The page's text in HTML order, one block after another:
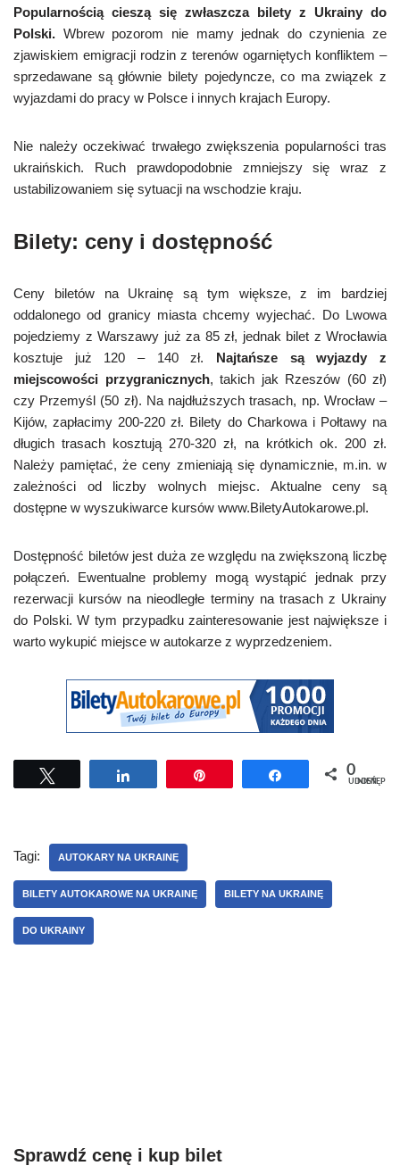
Popularnością cieszą się zwłaszcza bilety z Ukrainy do
Polski. Wbrew pozorom nie mamy jednak do czynienia ze
zjawiskiem emigracji rodzin z terenów ogarniętych konfliktem –
sprzedawane są głównie bilety pojedyncze, co ma związek z
wyjazdami do pracy w Polsce i innych krajach Europy.
Nie należy oczekiwać trwałego zwiększenia popularności tras
ukraińskich. Ruch prawdopodobnie zmniejszy się wraz z
ustabilizowaniem się sytuacji na wschodzie kraju.
Bilety: ceny i dostępność
Ceny biletów na Ukrainę są tym większe, z im bardziej
oddalonego od granicy miasta chcemy wyjechać. Do Lwowa
pojedziemy z Warszawy już za 85 zł, jednak bilet z Wrocławia
kosztuje już 120 – 140 zł. Najtańsze są wyjazdy z
miejscowości przygranicznych, takich jak Rzeszów (60 zł)
czy Przemyśl (50 zł). Na najdłuższych trasach, np. Wrocław –
Kijów, zapłacimy 200-220 zł. Bilety do Charkowa i Połtawy na
długich trasach kosztują 270-320 zł, na krótkich ok. 200 zł.
Należy pamiętać, że ceny zmieniają się dynamicznie, m.in. w
zależności od liczby wolnych miejsc. Aktualne ceny są
dostępne w wyszukiwarce kursów www.BiletyAutokarowe.pl.
Dostępność biletów jest duża ze względu na zwiększoną liczbę
połączeń. Ewentualne problemy mogą wystąpić jednak przy
rezerwacji kursów na nieodległe terminy na trasach z Ukrainy
do Polski. W tym przypadku zainteresowanie jest największe i
warto wykupić miejsce w autokarze z wyprzedzeniem.
Udostępnij Udostępnij
0
UDOSTĘPNIEŃ
Tagi: AUTOKARY NA UKRAINĘ
BILETY AUTOKAROWE NA UKRAINĘ BILETY NA UKRAINĘ
DO UKRAINY
Sprawdź cenę i kup bilet